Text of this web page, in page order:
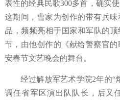
表性的经典民歌300多首，确实
这期间， 曹家为创作的带有兵
品，频频亮相于国家和军队的顶
节，由他创作的《献给警察官
安春节文艺晚会的舞台。
经过解放军艺术学院2年的“
调任省军区演出队队长，后又